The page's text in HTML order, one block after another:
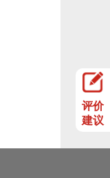
评价
建议